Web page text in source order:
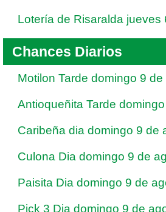
Lotería de Risaralda jueves
Chances Diarios
Motilon Tarde domingo 9
Antioqueñita Tarde
Caribeña dia domingo 9 de
Culona Dia domingo 9 de
Paisita Dia domingo 9 de
Pick 3 Dia domingo 9 de